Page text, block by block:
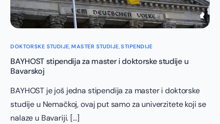
DOKTORSKE STUDIJE,MASTER STUDIJE,STIPENDIJE
BAYHOST stipendija za master i doktorske studije u
Bavarskoj
BAYHOST je još jedna stipendija za master i doktorske
studije u Nemačkoj, ovaj put samo za univerzitete koji se
nalaze u Bavariji. […]